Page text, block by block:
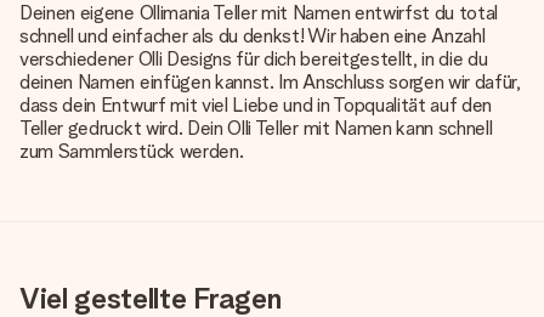
Deinen eigene Ollimania Teller mit Namen entwirfst du total
schnell und einfacher als du denkst! Wir haben eine Anzahl
verschiedener Olli Designs für dich bereitgestellt, in die du
deinen Namen einfügen kannst. Im Anschluss sorgen wir dafür,
dass dein Entwurf mit viel Liebe und in Topqualität auf den
Teller gedruckt wird. Dein Olli Teller mit Namen kann schnell
zum Sammlerstück werden.
Viel gestellte Fragen